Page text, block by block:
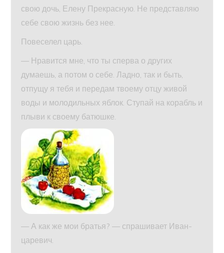
свою дочь, Елену Прекрасную. Не представляю
себе свою жизнь без нее.
Повеселел царь.
— Нравится мне, что ты сперва о других
думаешь, а потом о себе. Ладно, так и быть,
отпущу я тебя и передам твоему отцу живой
воды и молодильных яблок. Ступай на корабль и
плыви к своему батюшке.
— А как же мои братья? — спрашивает Иван-
царевич.